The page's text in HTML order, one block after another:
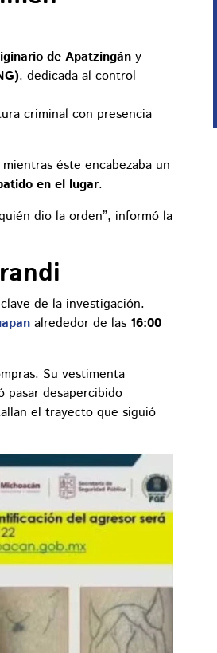
de Apatzingán y
, dedicada al control
criminal con presencia
mientras éste encabezaba un
en el lugar.
dio la orden”, informó la
de la investigación.
alrededor de las 16:00
Su vestimenta
desapercibido
el trayecto que siguió